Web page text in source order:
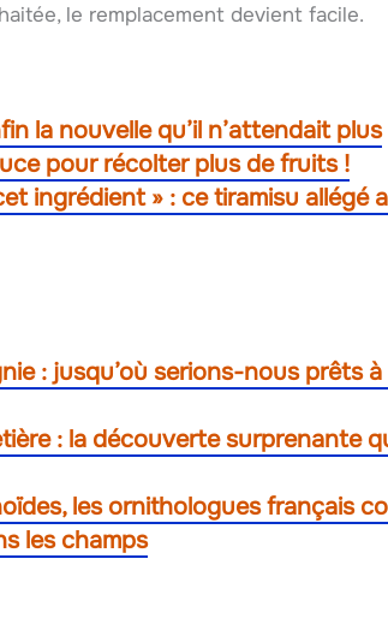
le remplacement devient facile.
la nouvelle qu’il n’attendait plus
pour récolter plus de fruits !
ingrédient » : ce tiramisu allégé
: jusqu’où serions-nous prêts à
: la découverte surprenante
les ornithologues français
les champs